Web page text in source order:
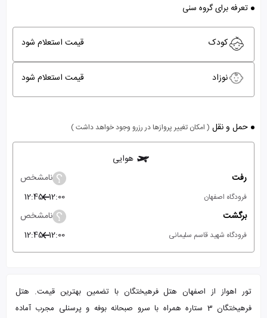
تعرفه برای گروه سنی
کودک قیمت استعلام شود
نوزاد قیمت استعلام شود
حمل و نقل ( امکان تغییر پروازها در رزرو وجود خواهد داشت )
هوایی
رفت
نامشخص
فرودگاه اصفهان 12:00
12:45
برگشت
نامشخص
فرودگاه شهید قاسم سلیمانی 12:00
12:45
تور اهواز از اصفهان هتل فرهیختگان با تضمین بهترین قیمت. هتل
فرهیختگان 3 ستاره همراه با سرو صبحانه بوفه و پرسنلی مجرب آماده